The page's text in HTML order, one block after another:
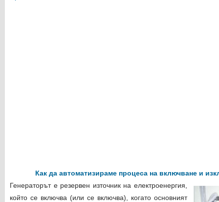
Как да автоматизираме процеса на включване и
Генераторът е резервен източник на електроенергия,
който се включва (или се включва), когато основният